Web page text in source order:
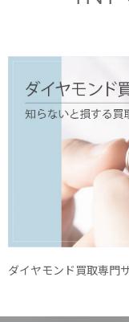
ダイヤモンド買取専門